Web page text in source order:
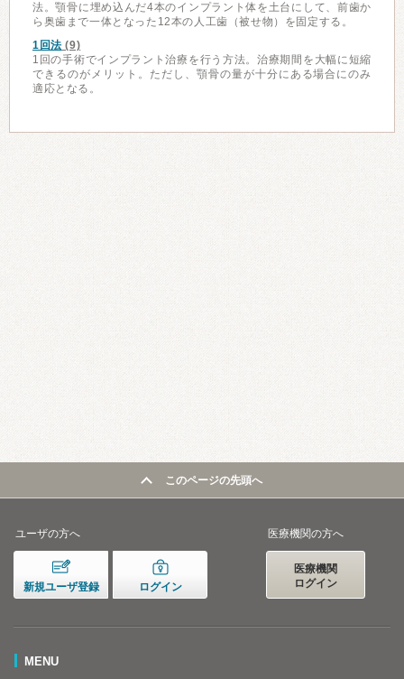
法。顎骨に埋め込んだ4本のインプラント体を土台にして、前歯か
ら奥歯まで一体となった12本の人工歯（被せ物）を固定する。
1回法 (9)
1回の手術でインプラント治療を行う方法。治療期間を大幅に短縮
できるのがメリット。ただし、顎骨の量が十分にある場合にのみ
適応となる。
このページの先頭へ
ユーザの方へ
新規ユーザ登録 ログイン
医療機関の方へ
医療機関
ログイン
MENU